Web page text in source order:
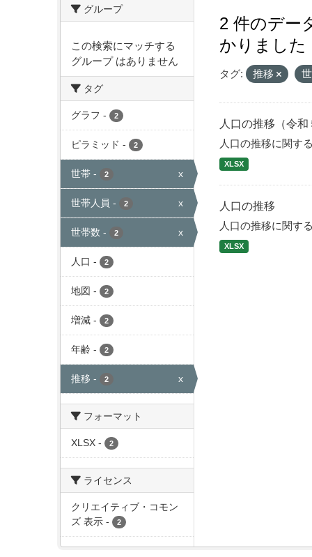
グループ
この検索にマッチする
グループ はありません
タグ
グラフ - 2
ピラミッド - 2
世帯 - 2 x
世帯人員 - 2 x
世帯数 - 2 x
人口 - 2
地図 - 2
増減 - 2
年齢 - 2
推移 - 2 x
フォーマット
XLSX - 2
ライセンス
クリエイティブ・コモン
ズ 表示 - 2
2 件のデー
かりました
タグ: 推移
人口の推移（令和
人口の推移に関す
XLSX
人口の推移
人口の推移に関す
XLSX